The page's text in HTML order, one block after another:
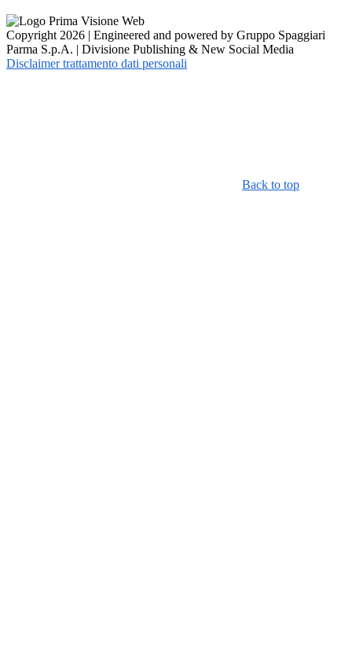
Copyright 2026 | Engineered and powered by Gruppo Spaggiari
Parma S.p.A. | Divisione Publishing & New Social Media
Disclaimer trattamento dati personali
Back to top